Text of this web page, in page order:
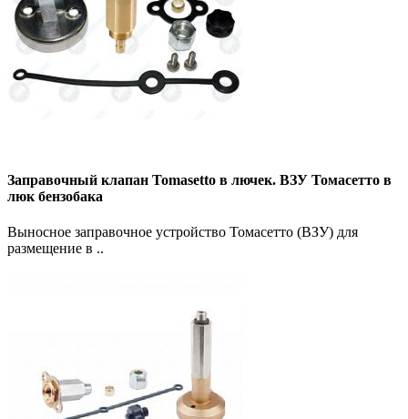
Заправочный клапан Tomasetto в лючек. ВЗУ Томасетто в
люк бензобака
Выносное заправочное устройство Томасетто (ВЗУ) для
размещение в ..